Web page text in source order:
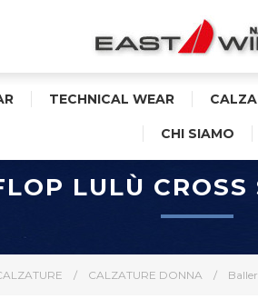
TECHNICAL WEAR
CHI SIAMO
/ CALZATURE DONNA /
LULÙ